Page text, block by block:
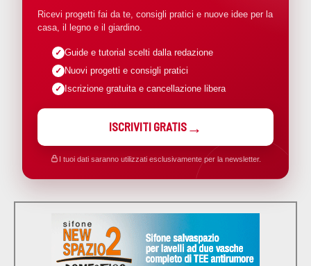
Ricevi progetti fai da te, consigli pratici e nuove idee per la
casa, il legno e il giardino.
Guide e tutorial scelti dalla redazione
Nuovi progetti e consigli pratici
Iscrizione gratuita e cancellazione libera
ISCRIVITI GRATIS
I tuoi dati saranno utilizzati esclusivamente per la newsletter.